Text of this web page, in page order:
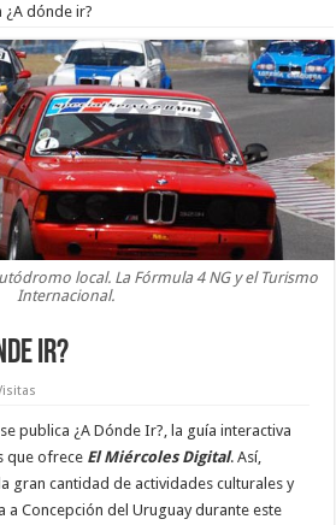
¿A dónde ir?
local. La Fórmula 4 NG y el Turismo
Internacional.
ir?
publica ¿A Dónde Ir?, la guía interactiva
que ofrece El Miércoles Digital. Así,
gran cantidad de actividades culturales y
a Concepción del Uruguay durante este